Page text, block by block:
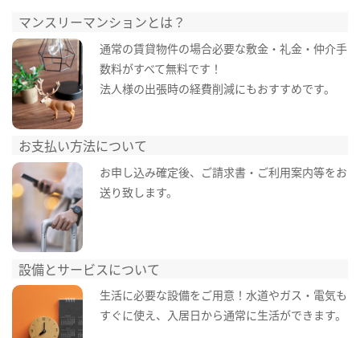
マンスリーマンションとは？
通常の賃貸物件の場合必要な敷金・礼金・仲介手
数料がすべて無料です！
法人様の出張時の経費削減にもおすすめです。
お支払い方法について
お申し込み確定後、ご請求書・ご利用案内等をお
送り致します。
設備とサービスについて
生活に必要な設備をご用意！水道やガス・電気も
すぐに使え、入居日から通常に生活ができます。